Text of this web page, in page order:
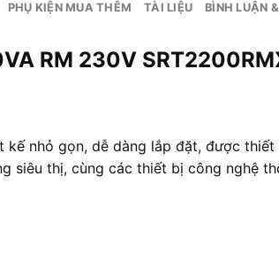
PHỤ KIỆN MUA THÊM TÀI LIỆU BÌNH LUẬN
RM 230V
kế nhỏ gọn, dễ dàng lắp đặt, được
siêu thị, cùng các thiết bị công nghệ